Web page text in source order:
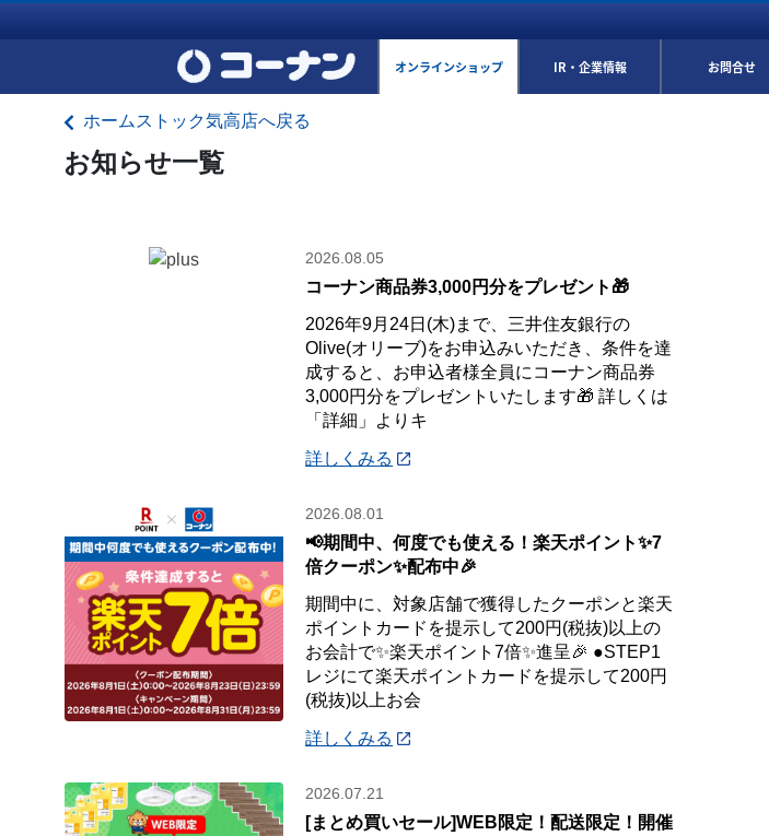
オンラインショップ IR・企業情報 お問合せ
ホームストック気高店へ戻る
お知らせ一覧
2026.08.05
コーナン商品券3,000円分をプレゼント🎁
2026年9月24日(木)まで、三井住友銀行の
Olive(オリーブ)をお申込みいただき、条件を達
成すると、お申込者様全員にコーナン商品券
3,000円分をプレゼントいたします🎁 詳しくは
「詳細」よりキ
詳しくみる
2026.08.01
📢期間中、何度でも使える！楽天ポイント✨7
倍クーポン✨配布中🎉
期間中に、対象店舗で獲得したクーポンと楽天
ポイントカードを提示して200円(税抜)以上の
お会計で✨楽天ポイント7倍✨進呈🎉 ●STEP1
レジにて楽天ポイントカードを提示して200円
(税抜)以上お会
詳しくみる
2026.07.21
[まとめ買いセール]WEB限定！配送限定！開催